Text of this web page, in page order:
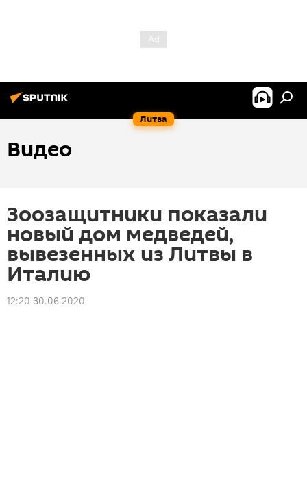
Литва
Видео
Зоозащитники показали
новый дом медведей,
вывезенных из Литвы в
Италию
12:20 30.06.2020